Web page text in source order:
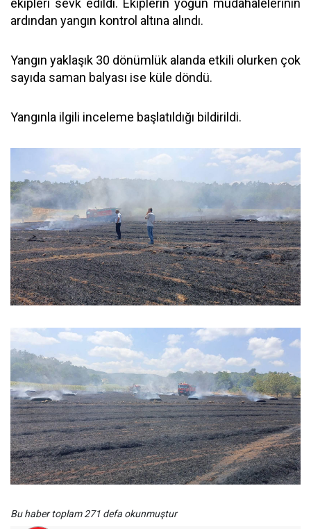
ekipleri sevk edildi. Ekiplerin yoğun müdahalelerinin
ardından yangın kontrol altına alındı.
Yangın yaklaşık 30 dönümlük alanda etkili olurken çok
sayıda saman balyası ise küle döndü.
Yangınla ilgili inceleme başlatıldığı bildirildi.
Bu haber toplam 271 defa okunmuştur